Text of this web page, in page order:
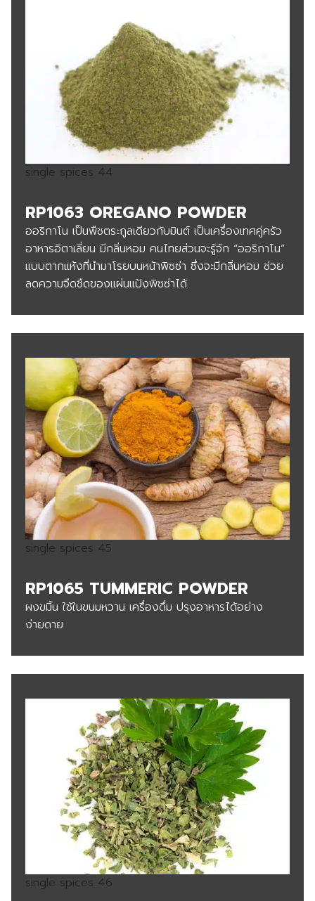
single spices 44
RP1063 OREGANO POWDER
ออริกาโน เป็นพืชตระกูลเดียวกับมินต์ เป็นเครื่องเทศคู่ครัว
อาหารอิตาเลี่ยน มีกลิ่นหอม คนไทยส่วนจะรู้จัก “ออริกาโน”
แบบตากแห้งที่นำมาโรยบนหน้าพิซซ่า ซึ่งจะมีกลิ่นหอม ช่วย
ลดความจืดชืดของแผ่นแป้งพิซซ่าได้
single spices 45
RP1065 TUMMERIC POWDER
ผงขมิ้น ใช้ในขนมหวาน เครื่องดื่ม ปรุงอาหารได้อย่าง
ง่ายดาย
single spices 46